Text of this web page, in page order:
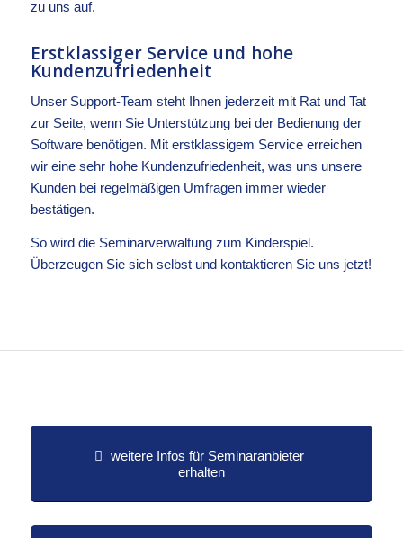
zu uns auf.
Erstklassiger Service und hohe
Kundenzufriedenheit
Unser Support-Team steht Ihnen jederzeit mit Rat und Tat
zur Seite, wenn Sie Unterstützung bei der Bedienung der
Software benötigen. Mit erstklassigem Service erreichen
wir eine sehr hohe Kundenzufriedenheit, was uns unsere
Kunden bei regelmäßigen Umfragen immer wieder
bestätigen.
So wird die Seminarverwaltung zum Kinderspiel.
Überzeugen Sie sich selbst und kontaktieren Sie uns jetzt!
weitere Infos für Seminaranbieter
erhalten